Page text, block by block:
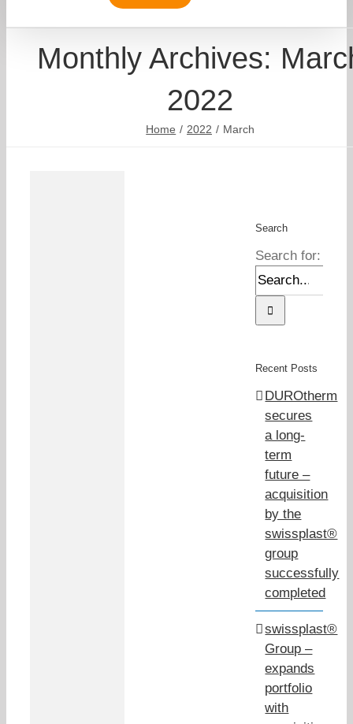
Monthly Archives:
2022
Home 2022 March
Search
Search for:
Recent Posts
DUROtherm
secures
a long-
term
future –
acquisition
by the
swissplast®
group
successfully
completed
swissplast®
Group –
expands
portfolio
with